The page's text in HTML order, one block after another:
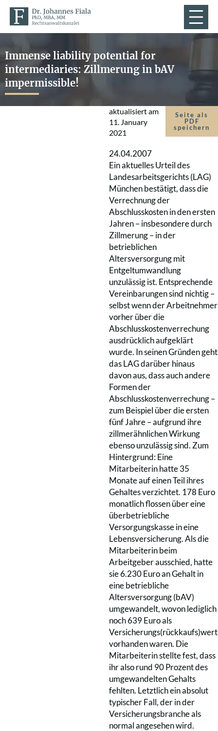
Immense liability potential for
intermediaries: Zillmerung in bAV
impermissible!
aktualisiert am
11. January
2021
Seite als
PDF
speichern
24.04.2007
Ein aktuelles Urteil des
Landesarbeitsgerichts (LAG)
München bestätigt, dass die
Verrechnung der
Abschlusskosten in den ersten
Jahren – insbesondere durch
Zillmerung – in der
betrieblichen
Altersversorgung mit
Entgeltumwandlung
unzulässig ist. Entsprechende
Vereinbarungen sind nichtig –
selbst wenn der Arbeitnehmer
vorher über die
Abschlusskostenverrechung
ausdrücklich aufgeklärt
wurde. In seinen Gründen geht
das LAG darüber hinaus
davon aus, dass auch andere
Formen der
Abschlusskostenverrechung –
zum Beispiel über die ersten
fünf Jahre – aufgrund ihre
zillmerähnlichen Wirkung
ebenso unzulässig sind. Zum
Hintergrund: Eine
Mitarbeiterin hatte 35
Monate auf einen Teil ihres
Gehaltes verzichtet. 178 Euro
monatlich flossen über eine
überbetriebliche
Versorgungskasse in eine
Lebensversicherung. Als die
Mitarbeiterin beim
Arbeitgeber ausschied, hatte
sie 6.230 Euro an Gehalt in
eine betriebliche
Altersversorgung (bAV)
umgewandelt, wovon lediglich
noch 639 Euro als
Versicherungs(rückkaufs)wert
vorhanden waren. Die
Mitarbeiterin stellte fest, dass
ihr also rund 90 Prozent des
umgewandelten Gehalts
fehlten. Letztlich ein absolut
typischer Fall, der in der
Versicherungsbranche als
normal angesehen wird.